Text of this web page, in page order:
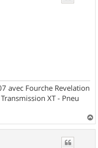
avec Fourche Revelation
XT - Pneu
a